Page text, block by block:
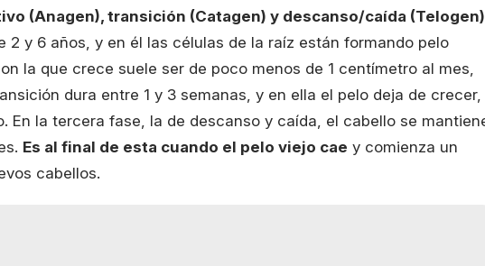
(Anagen), transición (Catagen) y descanso/caída (Telogen)
2 y 6 años, y en él las células de la raíz están formando pelo
la que crece suele ser de poco menos de 1 centímetro al mes,
dura entre 1 y 3 semanas, y en ella el pelo deja de crecer,
En la tercera fase, la de descanso y caída, el cabello se
Es al final de esta cuando el pelo viejo cae y comienza un
cabellos.